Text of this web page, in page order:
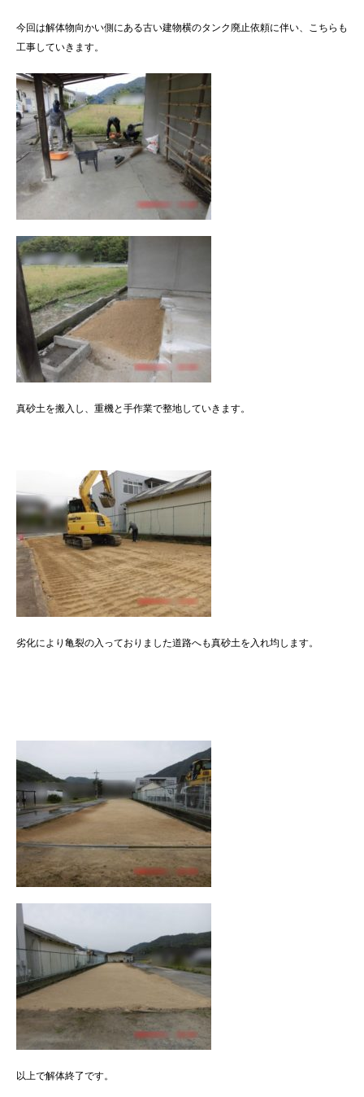
今回は解体物向かい側にある古い建物横のタンク廃止依頼に伴い、こちらも
工事していきます。
真砂土を搬入し、重機と手作業で整地していきます。
劣化により亀裂の入っておりました道路へも真砂土を入れ均します。
以上で解体終了です。